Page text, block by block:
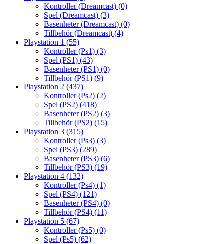
Kontroller (Dreamcast) (0)
Spel (Dreamcast) (3)
Basenheter (Dreamcast) (0)
Tillbehör (Dreamcast) (4)
Playstation 1 (55)
Kontroller (Ps1) (3)
Spel (PS1) (43)
Basenheter (PS1) (0)
Tillbehör (PS1) (9)
Playstation 2 (437)
Kontroller (Ps2) (2)
Spel (PS2) (418)
Basenheter (PS2) (3)
Tillbehör (PS2) (15)
Playstation 3 (315)
Kontroller (Ps3) (3)
Spel (PS3) (289)
Basenheter (PS3) (6)
Tillbehör (PS3) (19)
Playstation 4 (132)
Kontroller (Ps4) (1)
Spel (PS4) (121)
Basenheter (PS4) (0)
Tillbehör (PS4) (11)
Playstation 5 (67)
Kontroller (Ps5) (0)
Spel (Ps5) (62)